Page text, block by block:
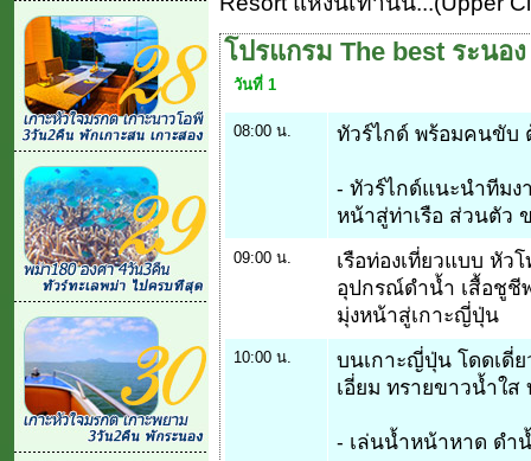
โปรแกรม The best ระนอ
วันที่ 1
08:00 น. ทัวร์ไกด์ พร้อมคนขับ
- ทัวร์ไกด์แนะนำทีมง
หน้าสู่ท่าเรือ ส่วนตัว
09:00 น.
เรือท่องเที่ยวแบบ หัว
อุปกรณ์ดำน้ำ เสื้อชูชี
มุ่งหน้าสู่เกาะญี่ปุ่น
10:00 น.
บนเกาะญี่ปุ่น โดดเดี่
เอี่ยม ทรายขาวน้ำใส
- เล่นน้ำหน้าหาด ดำ